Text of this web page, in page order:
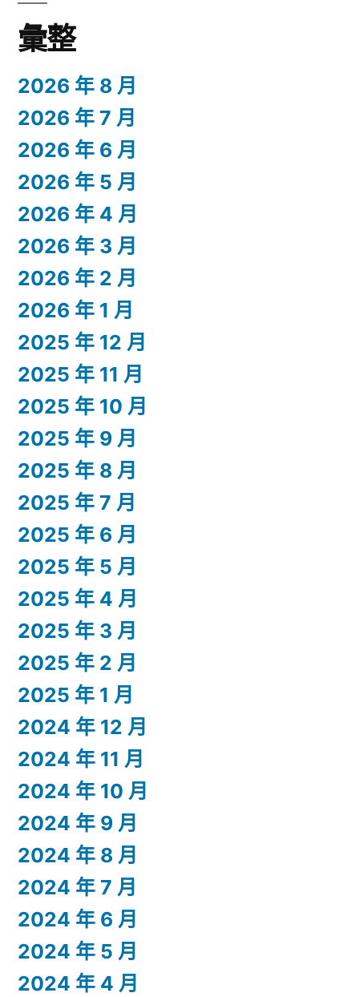
彙整
2026 年 8 月
2026 年 7 月
2026 年 6 月
2026 年 5 月
2026 年 4 月
2026 年 3 月
2026 年 2 月
2026 年 1 月
2025 年 12 月
2025 年 11 月
2025 年 10 月
2025 年 9 月
2025 年 8 月
2025 年 7 月
2025 年 6 月
2025 年 5 月
2025 年 4 月
2025 年 3 月
2025 年 2 月
2025 年 1 月
2024 年 12 月
2024 年 11 月
2024 年 10 月
2024 年 9 月
2024 年 8 月
2024 年 7 月
2024 年 6 月
2024 年 5 月
2024 年 4 月